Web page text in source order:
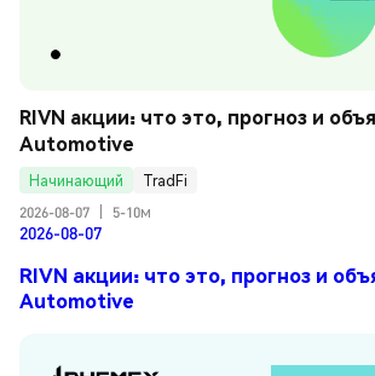
RIVN акции: что это, прогноз и
Automotive
Начинающий
TradFi
2026-08-07
5-10м
2026-08-07
RIVN акции: что это, прогноз и
Automotive